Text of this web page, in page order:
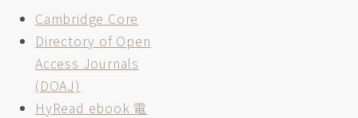
Cambridge Core
Directory of Open
Access Journals
(DOAJ)
HyRead ebook 電